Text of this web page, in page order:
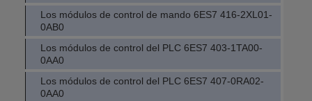
Los módulos de control de mando 6ES7 416-2XL01-
0AB0
Los módulos de control del PLC 6ES7 403-1TA00-
0AA0
Los módulos de control del PLC 6ES7 407-0RA02-
0AA0